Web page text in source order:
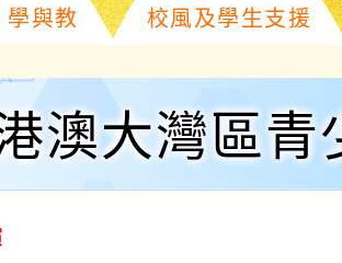
學與教 校風及學生支援
澳大灣區青